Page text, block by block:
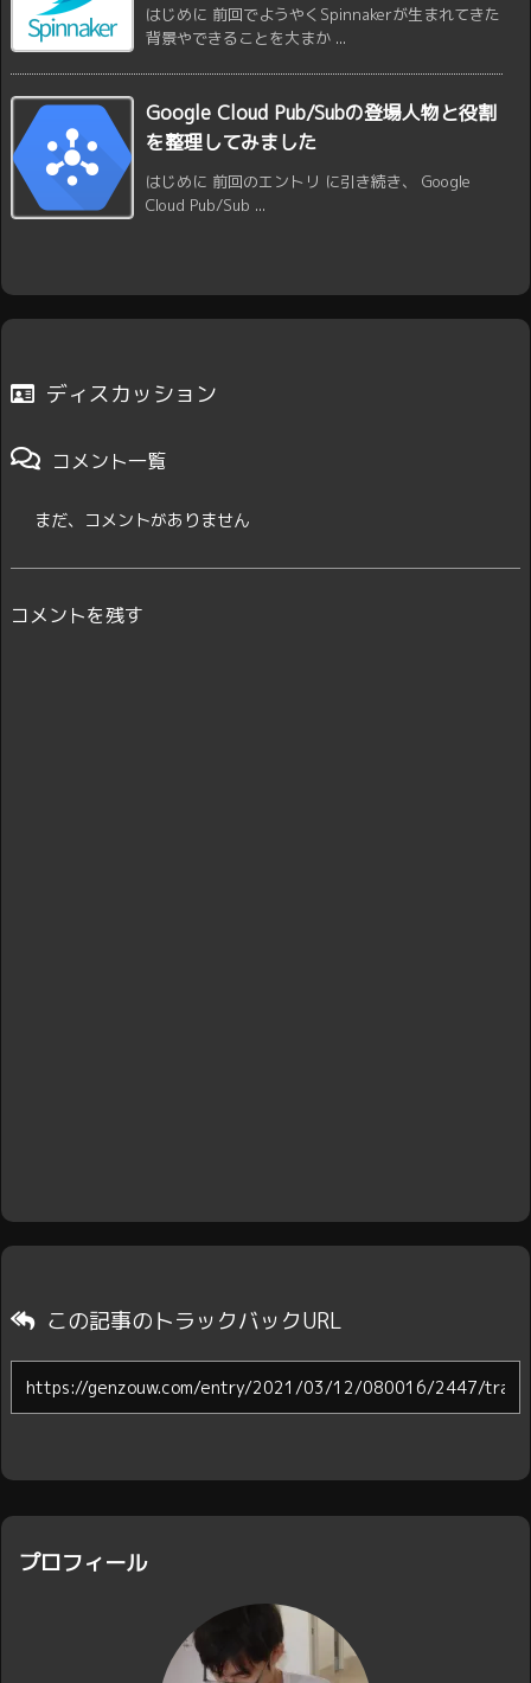
はじめに 前回でようやくSpinnakerが生まれてきた
背景やできることを大まか ...
Google Cloud Pub/Subの登場人物と役割
を整理してみました
はじめに 前回のエントリ に引き続き、 Google
Cloud Pub/Sub ...
ディスカッション
コメント一覧
まだ、コメントがありません
コメントを残す
この記事のトラックバックURL
プロフィール